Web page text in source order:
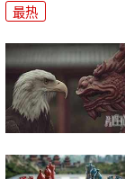
最热